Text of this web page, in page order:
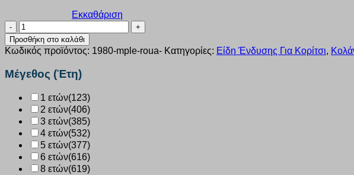
Εκκαθάριση
Κολάν
παιδικό
Nina
Club
Γυαλιστερό
μπλε
1980
ποσότητα
Προσθήκη στο καλάθι
Κωδικός προϊόντος: 1980-mple-roua- Κατηγορίες: Είδη Ένδυσης Για Κορίτσι,
Μέγεθος (Έτη)
1 ετών(123)
2 ετών(406)
3 ετών(385)
4 ετών(532)
5 ετών(377)
6 ετών(616)
8 ετών(619)